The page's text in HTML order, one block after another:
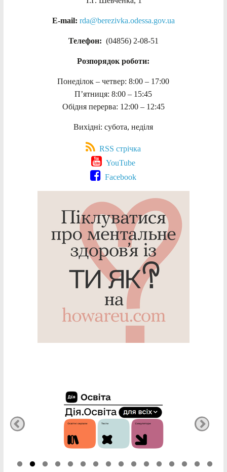
E-mail: rda@berezivka.odessa.gov.ua
Телефон: (04856) 2-08-51
Розпорядок роботи:
Понеділок – четвер: 8:00 – 17:00
П’ятниця: 8:00 – 15:45
Обідня перерва: 12:00 – 12:45
Вихідні: субота, неділя
RSS стрічка
YouTube
Facebook